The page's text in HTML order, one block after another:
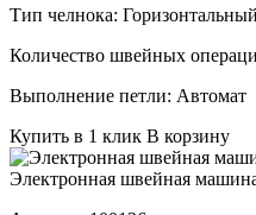
Тип челнока: Горизонтальный
Количество швейных
Выполнение петли: Автомат
Купить в 1 клик В корзину
Электронная швейная